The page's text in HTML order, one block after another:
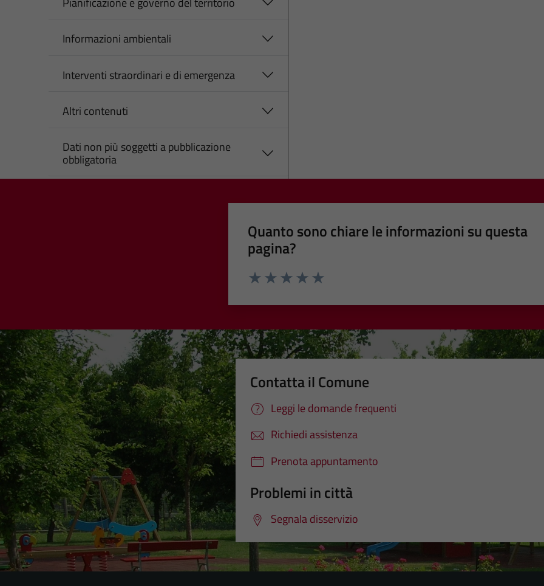
Informazioni ambientali
Interventi straordinari e di emergenza
Altri contenuti
Dati non più soggetti a pubblicazione
obbligatoria
Quanto sono chiare le informazioni su questa
pagina?
Contatta il Comune
Leggi le domande frequenti
Richiedi assistenza
Prenota appuntamento
Problemi in città
Segnala disservizio